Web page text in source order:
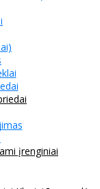
įrenginiai